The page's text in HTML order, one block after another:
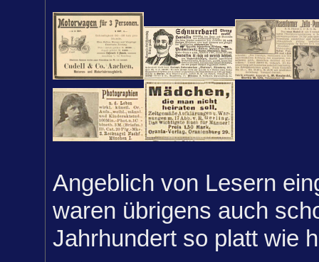
Angeblich von Lesern
waren übrigens auch
Jahrhundert so platt wie